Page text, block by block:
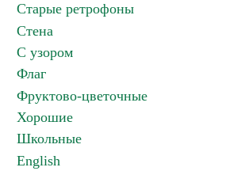
Старые ретрофоны
Стена
С узором
Флаг
Фруктово-цветочные
Хорошие
Школьные
English